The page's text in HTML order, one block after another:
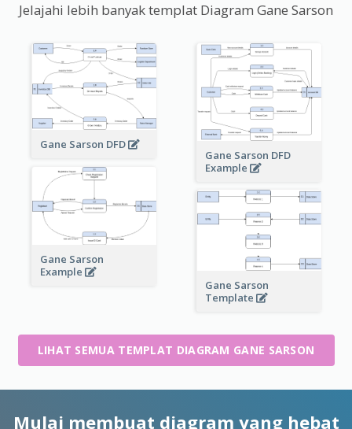
Jelajahi lebih banyak templat Diagram Gane Sarson
Gane Sarson DFD
Gane Sarson DFD
Example
Gane Sarson
Example
Gane Sarson
Template
LIHAT SEMUA TEMPLAT DIAGRAM GANE SARSON
Mulai membuat diagram yang hebat